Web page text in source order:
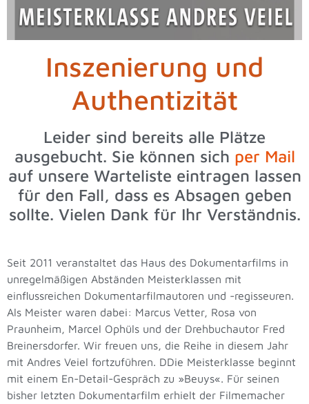
Inszenierung und
Authentizität
Leider sind bereits alle Plätze
ausgebucht. Sie können sich per Mail
auf unsere Warteliste eintragen lassen
für den Fall, dass es Absagen geben
sollte. Vielen Dank für Ihr Verständnis.
Seit 2011 veranstaltet das Haus des Dokumentarfilms in
unregelmäßigen Abständen Meisterklassen mit
einflussreichen Dokumentarfilmautoren und -regisseuren.
Als Meister waren dabei: Marcus Vetter, Rosa von
Praunheim, Marcel Ophüls und der Drehbuchautor Fred
Breinersdorfer. Wir freuen uns, die Reihe in diesem Jahr
mit Andres Veiel fortzuführen. DDie Meisterklasse beginnt
mit einem En-Detail-Gespräch zu »Beuys«. Für seinen
bisher letzten Dokumentarfilm erhielt der Filmemacher